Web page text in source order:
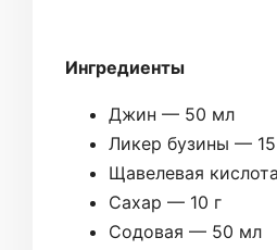
Ингредиенты
Джин — 50 мл
Ликер бузины —
Щавелевая
Сахар — 10 г
Содовая — 50 мл